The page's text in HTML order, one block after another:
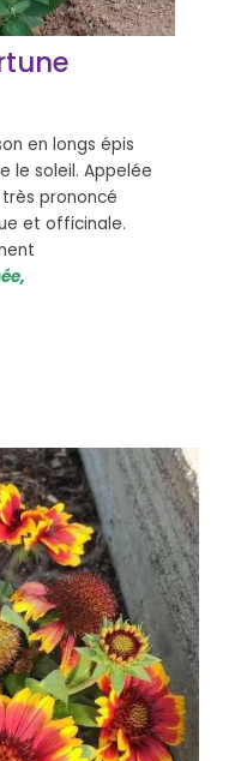
en longs épis
le soleil. Appelée
prononcé
et officinale.